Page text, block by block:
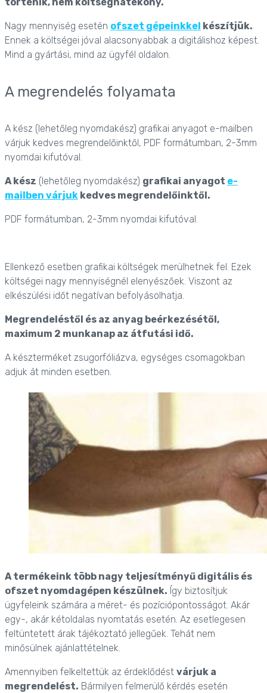
Nagy mennyiség esetén ofszet gépeinkkel készítjük.
Ennek a költségei jóval alacsonyabbak a digitálishoz képest.
Mind a gyártási, mind az ügyfél oldalon.
A megrendelés folyamata
A kész (lehetőleg nyomdakész) grafikai anyagot e-mailben
várjuk kedves megrendelőinktől, PDF formátumban, 2-3mm
nyomdai kifutóval.
A kész (lehetőleg nyomdakész) grafikai anyagot e-
mailben várjuk kedves megrendelőinktől.
PDF formátumban, 2-3mm nyomdai kifutóval.
Ellenkező esetben grafikai költségek merülhetnek fel. Ezek
költségei nagy mennyiségnél elenyészőek. Viszont az
elkészülési időt negatívan befolyásolhatja.
Megrendeléstől és az anyag beérkezésétől,
maximum 2 munkanap az átfutási idő.
A készterméket zsugorfóliázva, egységes csomagokban
adjuk át minden esetben.
A termékeink több nagy teljesítményű digitális és
ofszet nyomdagépen készülnek. Így biztosítjuk
ügyfeleink számára a méret- és pozíciópontosságot. Akár
egy-, akár kétoldalas nyomtatás esetén. Az esetlegesen
feltüntetett árak tájékoztató jellegűek. Tehát nem
minősülnek ajánlattételnek.
Amennyiben felkeltettük az érdeklődést várjuk a
megrendelést. Bármilyen felmerülő kérdés esetén